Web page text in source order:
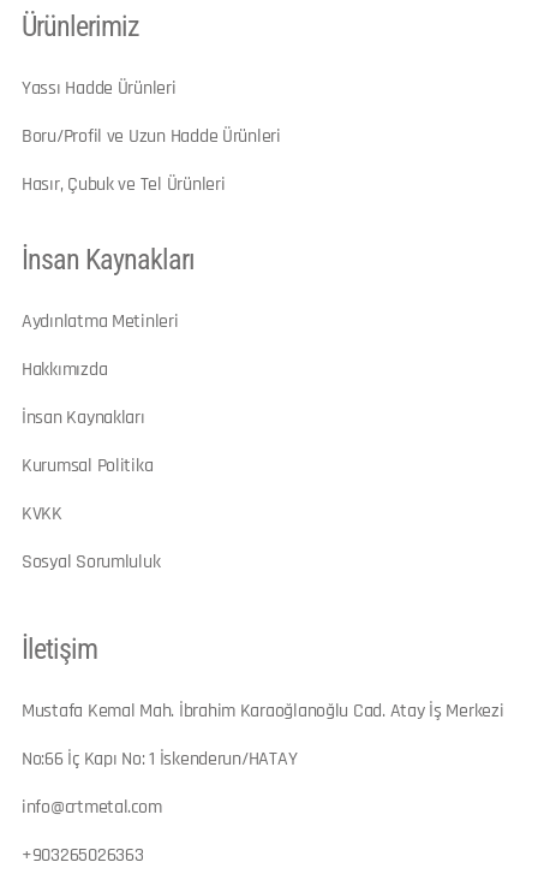
Ürünlerimiz
Yassı Hadde Ürünleri
Boru/Profil ve Uzun Hadde Ürünleri
Hasır, Çubuk ve Tel Ürünleri
İnsan Kaynakları
Aydınlatma Metinleri
Hakkımızda
İnsan Kaynakları
Kurumsal Politika
KVKK
Sosyal Sorumluluk
İletişim
Mustafa Kemal Mah. İbrahim Karaoğlanoğlu Cad. Atay İş Merkezi
No:66 İç Kapı No: 1 İskenderun/HATAY
info@crtmetal.com
+903265026363